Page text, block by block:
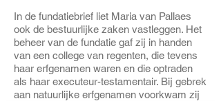
In de fundatiebrief liet Maria van Pallaes
ook de bestuurlijke zaken vastleggen. Het
beheer van de fundatie gaf zij in handen
van een college van regenten, die tevens
haar erfgenamen waren en die optraden
als haar executeur-testamentair. Bij gebrek
aan natuurlijke erfgenamen voorkwam zij